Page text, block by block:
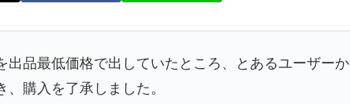
出品最低価格で出していたところ、とあるユーザーか
購入を了承しました。